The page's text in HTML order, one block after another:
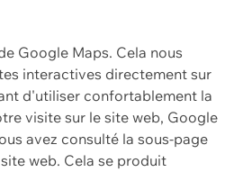
Google Maps. Cela nous
interactives directement sur
d'utiliser confortablement la
visite sur le site web, Google
avez consulté la sous-page
web. Cela se produit